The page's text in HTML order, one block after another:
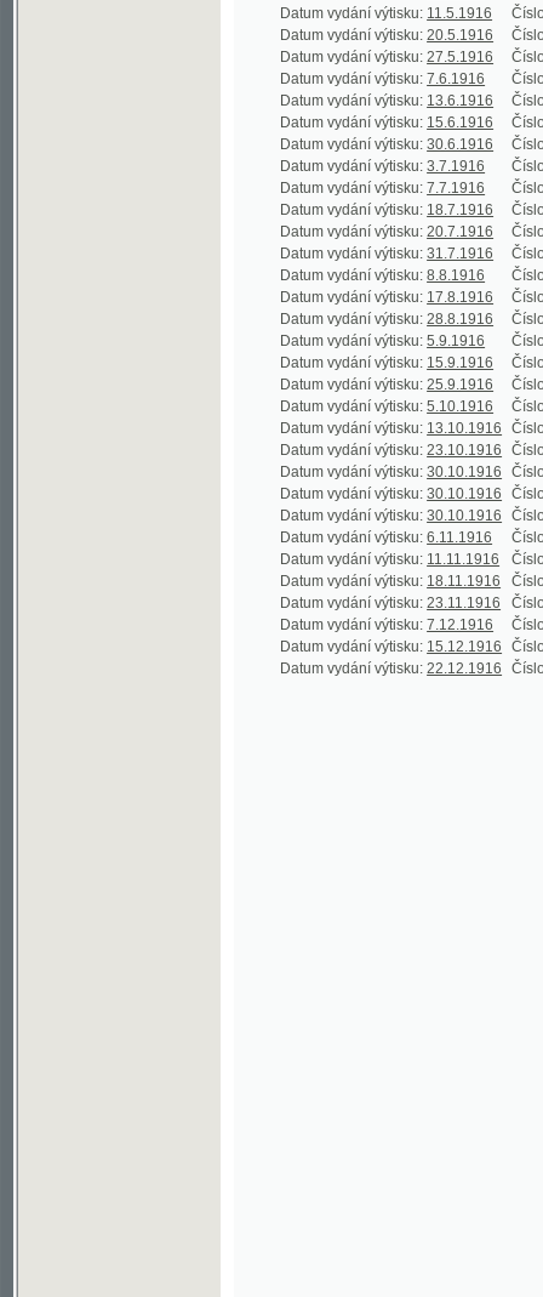
Datum vydání výtisku:13.6.1916
Číslo
Datum vydání výtisku:15.6.1916
Číslo
Datum vydání výtisku:30.6.1916 Číslo
Datum vydání výtisku:3.7.1916
Číslo
Datum vydání výtisku: 7.7.1916 Číslo
Datum vydání výtisku: 18.7.1916
Číslo
Datum vydání výtisku:20.7.1916
Číslo
Datum vydání výtisku:31.7.1916 Číslo
Datum vydání výtisku:8.8.1916
Číslo
Datum vydání výtisku:17.8.1916 Číslo
Datum vydání výtisku:28.8.1916
Číslo
Datum vydání výtisku:5.9.1916
Číslo
Datum vydání výtisku:15.9.1916 Číslo
Datum vydání výtisku:25.9.1916
Číslo
Datum vydání výtisku:5.10.1916 Číslo
Datum vydání výtisku: 13.10.1916 Číslo
Datum vydání výtisku: 23.10.1916 Číslo
Datum vydání výtisku:30.10.1916 Číslo
Datum vydání výtisku:30.10.1916 Číslo
Datum vydání výtisku:30.10.1916 Číslo
Datum vydání výtisku:6.11.1916
Číslo
Datum vydání výtisku:11.11.1916
Číslo
Datum vydání výtisku:18.11.1916
Číslo
Datum vydání výtisku:23.11.1916
Číslo
Datum vydání výtisku:7.12.1916
Číslo
Datum vydání výtisku:15.12.1916 Číslo
Datum vydání výtisku: 22.12.1916 Číslo